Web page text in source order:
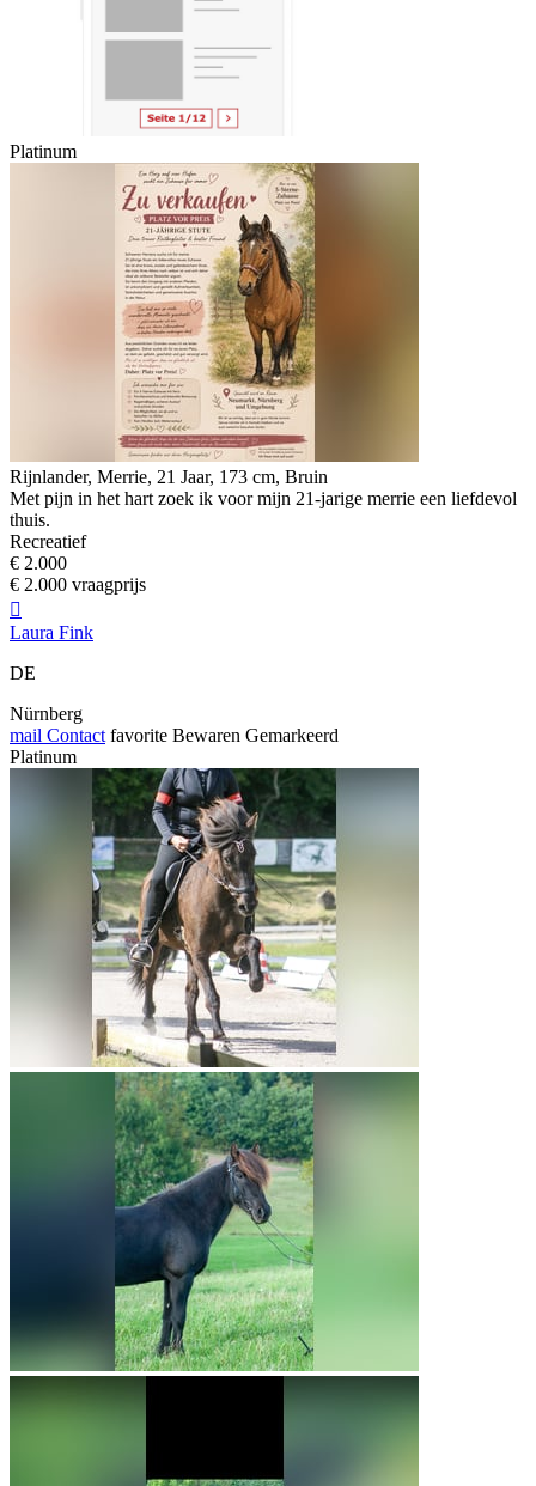
Platinum
Rijnlander, Merrie, 21 Jaar, 173 cm, Bruin
Met pijn in het hart zoek ik voor mijn 21-jarige merrie een liefdevol
thuis.
Recreatief
€ 2.000
€ 2.000 vraagprijs

Laura Fink
DE
Nürnberg
mail Contact favorite Bewaren Gemarkeerd
Platinum